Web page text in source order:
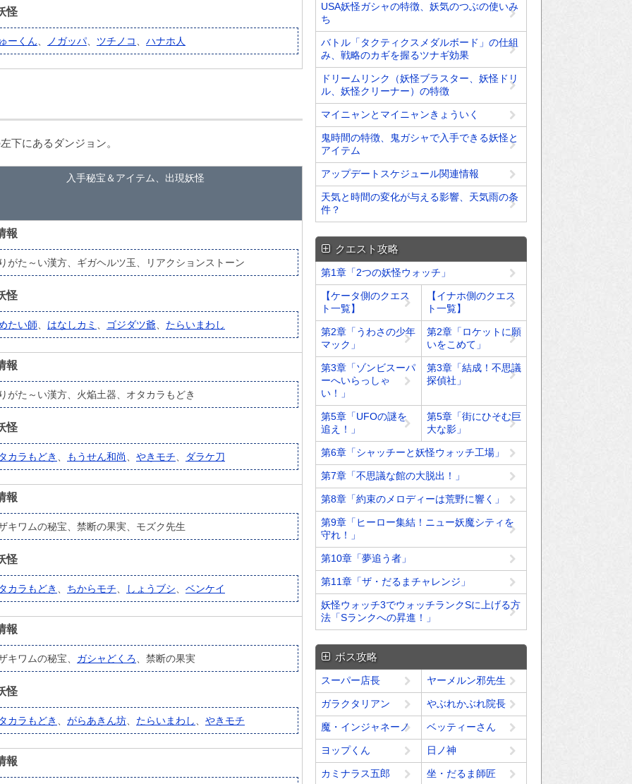
怪
ーくん ノガッパ ツチノコ ハナホ人
下にあるダンジョン。
入手秘宝＆アイテム、出現妖怪
報
がた～い漢方、ギガヘルツ玉、リアクションストーン
怪
たい師 はなしカミ ゴジダツ爺 たらいまわし
報
がた～い漢方、火焔土器、オタカラもどき
怪
カラもどき もうせん和尚 やきモチ ダラケ刀
報
キワムの秘宝、禁断の果実、モズク先生
怪
カラもどき ちからモチ しょうブシ ベンケイ
報
キワムの秘宝、 ガシャどくろ 、禁断の果実
怪
カラもどき がらあきん坊 たらいまわし やきモチ
報
USA妖怪ガシャの特徴、妖気のつぶの使いみ
ち
バトル「タクティクスメダルボード」の仕組
み、戦略のカギを握るツナギ効果
ドリームリンク（妖怪ブラスター、妖怪ドリ
ル、妖怪クリーナー）の特徴
マイニャンとマイニャンきょういく
鬼時間の特徴、鬼ガシャで入手できる妖怪と
アイテム
アップデートスケジュール関連情報
天気と時間の変化が与える影響、天気雨の条
件？
クエスト攻略
第1章「2つの妖怪ウォッチ」
【ケータ側のクエス
ト一覧】
【イナホ側のクエス
ト一覧】
第2章「うわさの少年
マック」
第2章「ロケットに願
いをこめて」
第3章「ゾンビスーパ
ーへいらっしゃ
い！」
第3章「結成！不思議
探偵社」
第5章「UFOの謎を
追え！」
第5章「街にひそむ巨
大な影」
第6章「シャッチーと妖怪ウォッチ工場」
第7章「不思議な館の大脱出！」
第8章「約束のメロディーは荒野に響く」
第9章「ヒーロー集結！ニュー妖魔シティを
守れ！」
第10章「夢追う者」
第11章「ザ・だるまチャレンジ」
妖怪ウォッチ3でウォッチランクSに上げる方
法「Sランクへの昇進！」
ボス攻略
スーパー店長 ヤーメルン邪先生
ガラクタリアン やぶれかぶれ院長
魔・インジャネーノ ベッティーさん
ヨップくん 日ノ神
カミナラス五郎 坐・だるま師匠